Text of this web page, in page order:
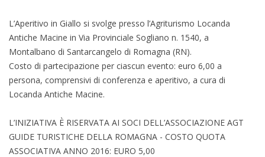
L’Aperitivo in Giallo si svolge presso l’Agriturismo Locanda
Antiche Macine in Via Provinciale Sogliano n. 1540, a
Montalbano di Santarcangelo di Romagna (RN).
Costo di partecipazione per ciascun evento: euro 6,00 a
persona, comprensivi di conferenza e aperitivo, a cura di
Locanda Antiche Macine.
L’INIZIATIVA È RISERVATA AI SOCI DELL’ASSOCIAZIONE AGT
GUIDE TURISTICHE DELLA ROMAGNA - COSTO QUOTA
ASSOCIATIVA ANNO 2016: EURO 5,00